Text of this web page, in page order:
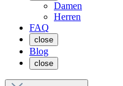
Damen
Herren
FAQ
close
Blog
close